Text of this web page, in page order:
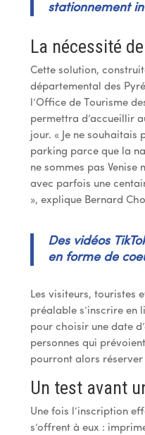
stationnement
La nécessité
Cette solution,
départemental des
l’Office de Tourisme
permettra d’accueillir
jour. « Je ne souhaitais
parking parce que la
ne sommes pas Venise
avec parfois une
», explique Bernard
Des vidéos
en forme de
Les visiteurs, touristes
préalable s’inscrire en
pour choisir une date
personnes qui
pourront alors
Un test avant
Une fois l’inscription
s’offrent à eux :